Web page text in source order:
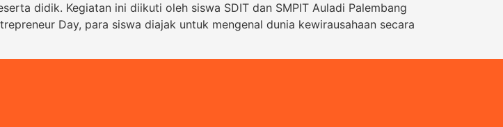
didik. Kegiatan ini diikuti oleh siswa SDIT dan SMPIT Auladi Palembang
Day, para siswa diajak untuk mengenal dunia kewirausahaan secara